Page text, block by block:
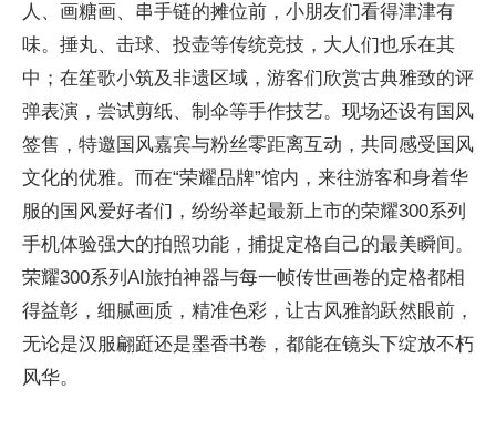
人、画糖画、串手链的摊位前，小朋友们看得津津有
味。捶丸、击球、投壶等传统竞技 ，大人们也乐在其
中；在笙歌小筑及非遗区域，游客们欣赏古典雅致的评
弹表演，尝试剪纸、制伞等手作技艺。现场还设有国风
签售，特邀国风嘉宾与粉丝零距离互动，共同感受国风
文化的优雅。而在“荣耀品牌”馆内，来往游客和身着华
服的国风爱好者们，纷纷举起最新上市的荣耀300系列
手机体验强大的拍照功能，捕捉定格自己的最美瞬间。
荣耀300系列AI旅拍神器与每一帧传世画卷的定格都相
得益彰，细腻画质，精准色彩，让古风雅韵跃然眼前，
无论是汉服翩跹还是墨香书卷，都能在镜头下绽放不朽
风华。